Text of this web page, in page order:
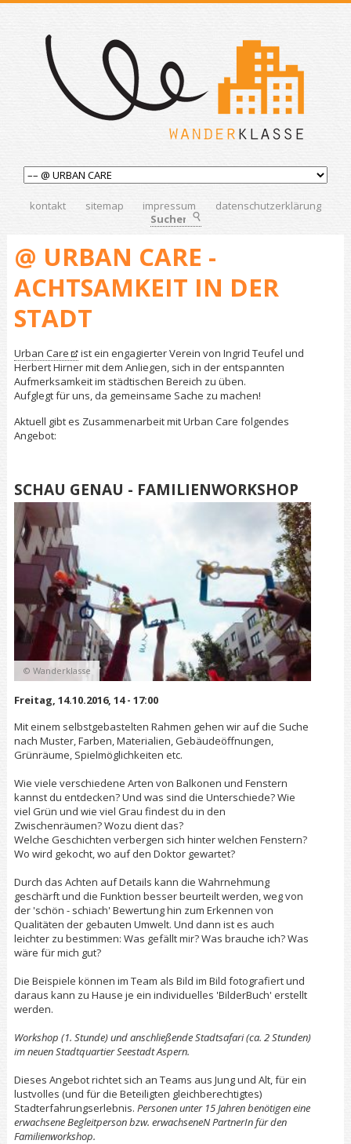
kontakt sitemap impressum datenschutzerklärung
@ URBAN CARE -
ACHTSAMKEIT IN DER
STADT
Urban Care
ist ein engagierter Verein von Ingrid Teufel und
Herbert Hirner mit dem Anliegen, sich in der entspannten
Aufmerksamkeit im städtischen Bereich zu üben.
Aufglegt für uns, da gemeinsame Sache zu machen!
Aktuell gibt es Zusammenarbeit mit Urban Care folgendes
Angebot:
SCHAU GENAU - FAMILIENWORKSHOP
© Wanderklasse
Freitag, 14.10.2016, 14 - 17:00
Mit einem selbstgebastelten Rahmen gehen wir auf die Suche
nach Muster, Farben, Materialien, Gebäudeöffnungen,
Grünräume, Spielmöglichkeiten etc.
Wie viele verschiedene Arten von Balkonen und Fenstern
kannst du entdecken? Und was sind die Unterschiede? Wie
viel Grün und wie viel Grau findest du in den
Zwischenräumen? Wozu dient das?
Welche Geschichten verbergen sich hinter welchen Fenstern?
Wo wird gekocht, wo auf den Doktor gewartet?
Durch das Achten auf Details kann die Wahrnehmung
geschärft und die Funktion besser beurteilt werden, weg von
der 'schön - schiach' Bewertung hin zum Erkennen von
Qualitäten der gebauten Umwelt. Und dann ist es auch
leichter zu bestimmen: Was gefällt mir? Was brauche ich? Was
wäre für mich gut?
Die Beispiele können im Team als Bild im Bild fotografiert und
daraus kann zu Hause je ein individuelles 'BilderBuch' erstellt
werden.
Workshop (1. Stunde) und anschließende Stadtsafari (ca. 2 Stunden)
im neuen Stadtquartier Seestadt Aspern.
Dieses Angebot richtet sich an Teams aus Jung und Alt, für ein
lustvolles (und für die Beteiligten gleichberechtigtes)
Stadterfahrungserlebnis. Personen unter 15 Jahren benötigen eine
erwachsene Begleitperson bzw. erwachseneN PartnerIn für den
Familienworkshop.